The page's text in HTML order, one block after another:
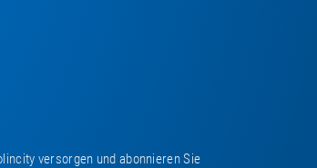
versorgen und abonnieren Sie